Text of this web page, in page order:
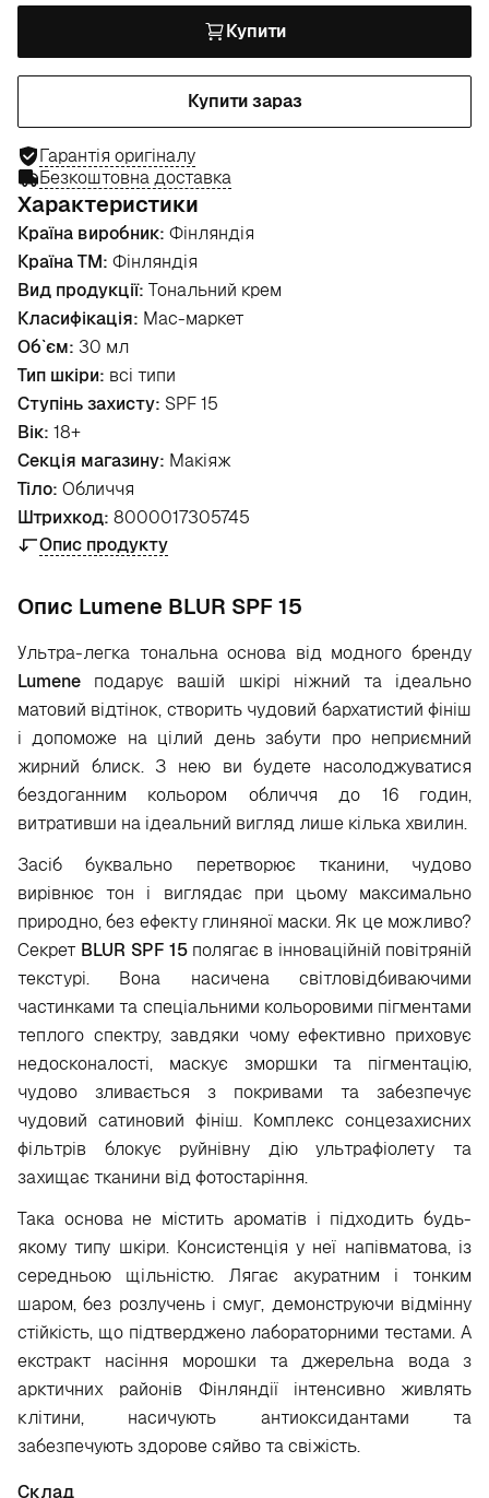
Купити
Купити зараз
Гарантія оригіналу
Безкоштовна доставка
Характеристики
Країна виробник: Фінляндія
Країна ТМ: Фінляндія
Вид продукції: Тональний крем
Класифікація: Мас-маркет
Об`єм: 30 мл
Тип шкіри: всі типи
Ступінь захисту: SPF 15
Вік: 18+
Секція магазину: Макіяж
Тіло: Обличчя
Штрихкод: 8000017305745
Опис продукту
Опис Lumene BLUR SPF 15
Ультра-легка тональна основа від модного бренду
Lumene подарує вашій шкірі ніжний та ідеально
матовий відтінок, створить чудовий бархатистий фініш
і допоможе на цілий день забути про неприємний
жирний блиск. З нею ви будете насолоджуватися
бездоганним кольором обличчя до 16 годин,
витративши на ідеальний вигляд лише кілька хвилин.
Засіб буквально перетворює тканини, чудово
вирівнює тон і виглядає при цьому максимально
природно, без ефекту глиняної маски. Як це можливо?
Секрет BLUR SPF 15полягає в інноваційній повітряній
текстурі. Вона насичена світловідбиваючими
частинками та спеціальними кольоровими пігментами
теплого спектру, завдяки чому ефективно приховує
недосконалості, маскує зморшки та пігментацію,
чудово зливається з покривами та забезпечує
чудовий сатиновий фініш. Комплекс сонцезахисних
фільтрів блокує руйнівну дію ультрафіолету та
захищає тканини від фотостаріння.
Така основа не містить ароматів і підходить будь-
якому типу шкіри. Консистенція у неї напівматова, із
середньою щільністю. Лягає акуратним і тонким
шаром, без розлучень і смуг, демонструючи відмінну
стійкість, що підтверджено лабораторними тестами. А
екстракт насіння морошки та джерельна вода з
арктичних районів Фінляндії інтенсивно живлять
клітини, насичують антиоксидантами та
забезпечують здорове сяйво та свіжість.
Склад